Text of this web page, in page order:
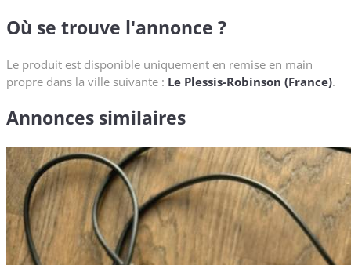
Où se trouve l'annonce ?
Le produit est disponible uniquement en remise en main
propre dans la ville suivante : Le Plessis-Robinson (France).
Annonces similaires